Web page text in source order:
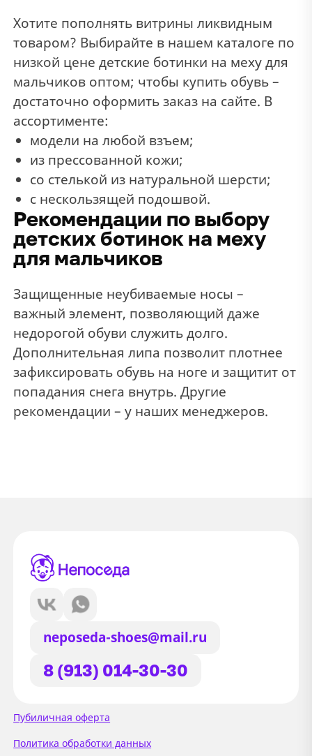
Хотите пополнять витрины ликвидным
товаром? Выбирайте в нашем каталоге по
низкой цене детские ботинки на меху для
мальчиков оптом; чтобы купить обувь –
достаточно оформить заказ на сайте. В
ассортименте:
модели на любой взъем;
из прессованной кожи;
со стелькой из натуральной шерсти;
с нескользящей подошвой.
Рекомендации по выбору
детских ботинок на меху
для мальчиков
Защищенные неубиваемые носы –
важный элемент, позволяющий даже
недорогой обуви служить долго.
Дополнительная липа позволит плотнее
зафиксировать обувь на ноге и защитит от
попадания снега внутрь. Другие
рекомендации – у наших менеджеров.
neposeda-shoes@mail.ru
8 (913) 014-30-30
Пубиличная оферта
Политика обработки данных
Сайт использует файлы Cookie
Мы используем файлы cookie и